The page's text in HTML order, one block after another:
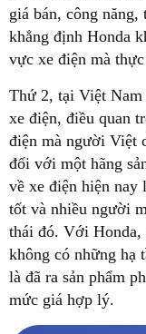
giá bán, công
khẳng định Honda
vực xe điện mà
Thứ 2, tại Việt
xe điện, điều quan
điện mà người Việt
đối với một hãng
về xe điện hiện nay
tốt và nhiều người
thái đó. Với Honda,
không có những hạ
là đã ra sản phẩm
mức giá hợp lý.